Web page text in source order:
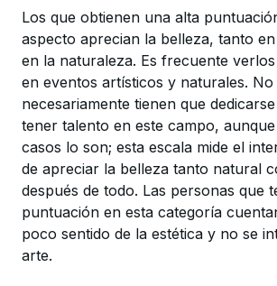
Los que obtienen una alta
aspecto aprecian la belleza, tanto
en la naturaleza. Es frecuente
en eventos artísticos y naturales. No
necesariamente tienen que
tener talento en este campo,
casos lo son; esta escala mide el
de apreciar la belleza tanto natural
después de todo. Las personas que
puntuación en esta categoría
poco sentido de la estética y no se
arte.